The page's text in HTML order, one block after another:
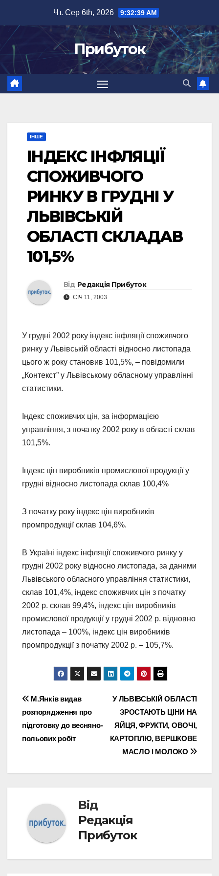
вмісту
Чт. Сер 6th, 2026 9:32:40 AM
Прибуток
ІНШЕ
ІНДЕКС ІНФЛЯЦІЇ
СПОЖИВЧОГО
РИНКУ В ГРУДНІ У
ЛЬВІВСЬКІЙ
ОБЛАСТІ СКЛАДАВ
101,5%
Від Редакція Прибуток
СІЧ 11, 2003
У грудні 2002 року індекс інфляції споживчого
ринку у Львівській області відносно листопада
цього ж року становив 101,5%, – повідомили
„Контекст” у Львівському обласному управлінні
статистики.
Індекс споживчих цін, за інформацією
управління, з початку 2002 року в області склав
101,5%.
Індекс цін виробників промислової продукції у
грудні відносно листопада склав 100,4%
З початку року індекс цін виробників
промпродукції склав 104,6%.
В Україні індекс інфляції споживчого ринку у
грудні 2002 року відносно листопада, за даними
Львівського обласного управління статистики,
склав 101,4%, індекс споживчих цін з початку
2002 р. склав 99,4%, індекс цін виробників
промислової продукції у грудні 2002 р. відновно
листопада – 100%, індекс цін виробників
промпродукції з початку 2002 р. – 105,7%.
Навігація
записів
У ЛЬВІВСЬКІЙ ОБЛАСТІ
ЗРОСТАЮТЬ ЦІНИ НА
ЯЙЦЯ, ФРУКТИ, ОВОЧІ,
КАРТОПЛЮ, ВЕРШКОВЕ
МАСЛО І МОЛОКО
М.Янків видав
розпорядження про
підготовку до весняно-
польових робіт
Від
Редакція
Прибуток